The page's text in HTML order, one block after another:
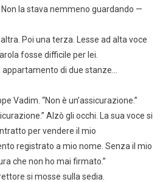
la stava nemmeno guardando —
Poi una terza. Lesse ad alta voce
fosse difficile per lei.
di due stanze…
Vadim. “Non è un’assicurazione.”
Alzò gli occhi. La sua voce si
per vendere il mio
registrato a mio nome. Senza il mio
che non ho mai firmato.”
si mosse sulla sedia.